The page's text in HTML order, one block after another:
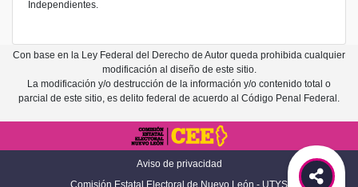
Independientes.
Con base en la Ley Federal del Derecho de Autor queda prohibida cualquier
modificación al diseño de este sitio.
La modificación y/o destrucción de la información y/o contenido total o
parcial de este sitio, es delito federal de acuerdo al Código Penal Federal.
Aviso de privacidad
Comisión Estatal Electoral de Nuevo León - UTYS